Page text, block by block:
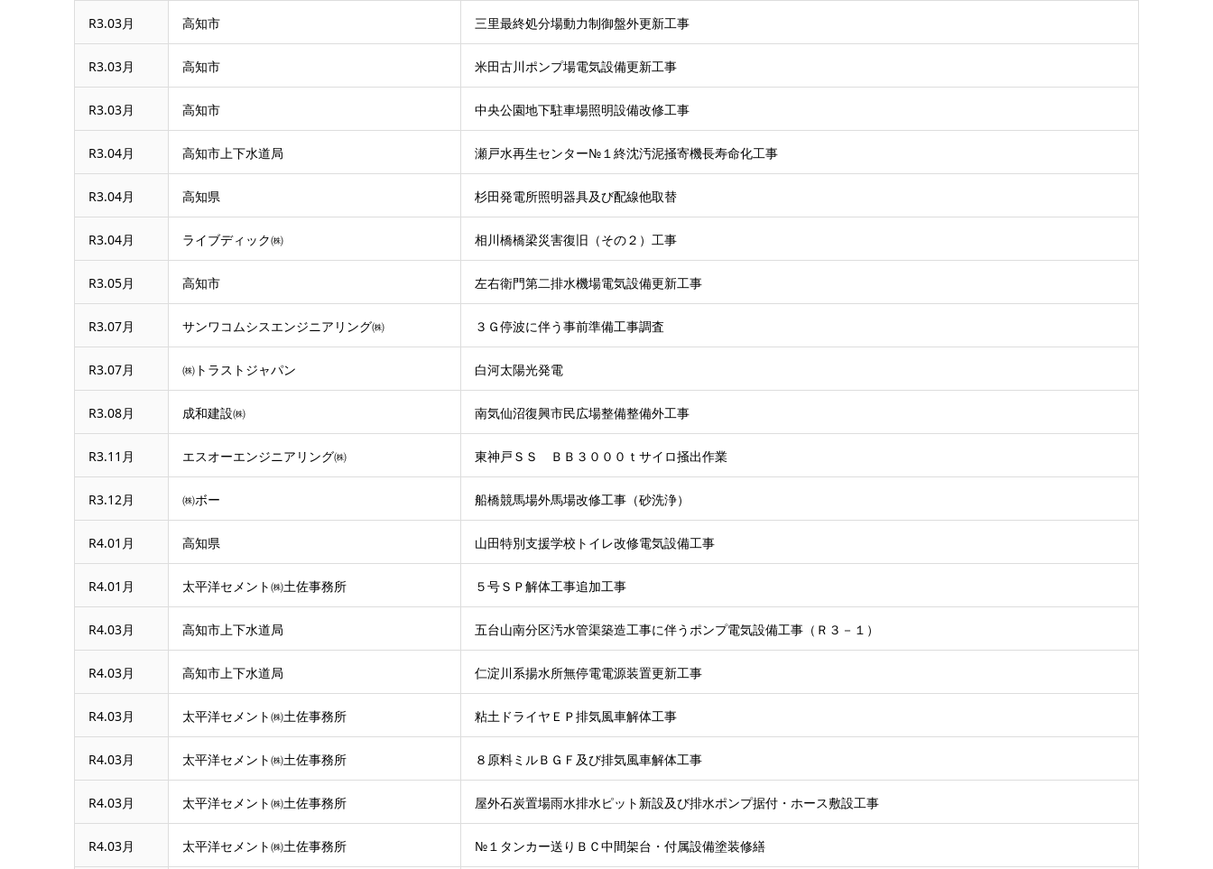
R3.03月 高知市 三里最終処分場動力制御盤外更新工事
R3.03月 高知市 米田古川ポンプ場電気設備更新工事
R3.03月 高知市 中央公園地下駐車場照明設備改修工事
R3.04月 高知市上下水道局 瀬戸水再生センター№１終沈汚泥掻寄機長寿命化工事
R3.04月 高知県 杉田発電所照明器具及び配線他取替
R3.04月 ライブディック㈱ 相川橋橋梁災害復旧（その２）工事
R3.05月 高知市 左右衛門第二排水機場電気設備更新工事
R3.07月 サンワコムシスエンジニアリング㈱ ３Ｇ停波に伴う事前準備工事調査
R3.07月 ㈱トラストジャパン 白河太陽光発電
R3.08月 成和建設㈱ 南気仙沼復興市民広場整備整備外工事
R3.11月 エスオーエンジニアリング㈱ 東神戸ＳＳ ＢＢ３０００ｔサイロ掻出作業
R3.12月 ㈱ボー 船橋競馬場外馬場改修工事（砂洗浄）
R4.01月 高知県 山田特別支援学校トイレ改修電気設備工事
R4.01月 太平洋セメント㈱土佐事務所 ５号ＳＰ解体工事追加工事
R4.03月 高知市上下水道局 五台山南分区汚水管渠築造工事に伴うポンプ電気設備工事（Ｒ３－１）
R4.03月 高知市上下水道局 仁淀川系揚水所無停電電源装置更新工事
R4.03月 太平洋セメント㈱土佐事務所 粘土ドライヤＥＰ排気風車解体工事
R4.03月 太平洋セメント㈱土佐事務所 ８原料ミルＢＧＦ及び排気風車解体工事
R4.03月 太平洋セメント㈱土佐事務所 屋外石炭置場雨水排水ピット新設及び排水ポンプ据付・ホース敷設工事
R4.03月 太平洋セメント㈱土佐事務所 №１タンカー送りＢＣ中間架台・付属設備塗装修繕